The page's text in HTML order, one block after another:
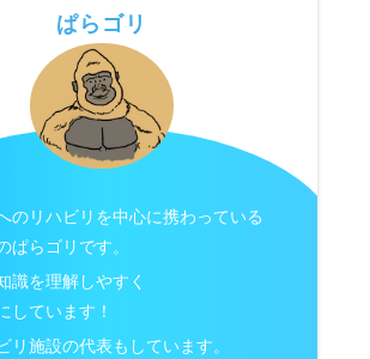
ぱらゴリ
のリハビリを中心に携わっている
ぱらゴリです。
識を理解しやすく
しています！
リ施設の代表もしています。